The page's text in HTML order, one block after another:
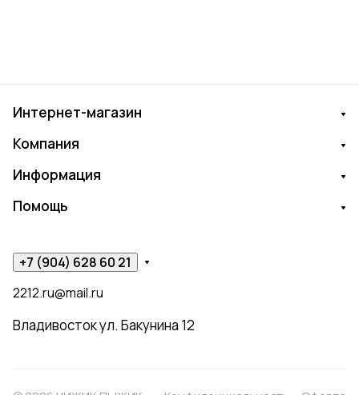
Интернет-магазин
Компания
Информация
Помощь
+7 (904) 628 60 21
2212.ru@mail.ru
Владивосток ул. Бакунина 12